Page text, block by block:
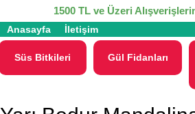
1500 TL ve Üzeri
Anasayfa İletişim
Süs Bitkileri Gül Fidanları